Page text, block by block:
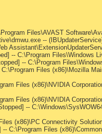
Files\AVAST
--
-- C:\Program Files\Windows
-- C:\Program
Files (x86)\Mozilla
Files (x86)\NVIDIA
Files (x86)\NVIDIA
--
(x86)\PC Connectivity
C:\Program Files